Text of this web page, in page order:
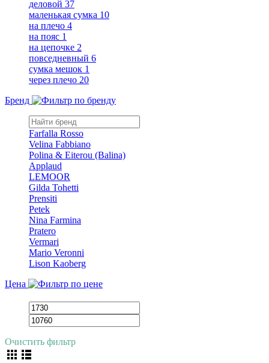
деловой 37
маленькая сумка 10
на плечо 4
на пояс 1
на цепочке 2
повседневный 6
сумка мешок 1
через плечо 20
Бренд
Farfalla Rosso
Velina Fabbiano
Polina & Eiterou (Balina)
Applaud
LEMOOR
Gilda Tohetti
Prensiti
Petek
Nina Farmina
Pratero
Vermari
Mario Veronni
Lison Kaoberg
Цена
Очистить фильтр